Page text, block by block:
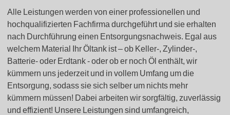
Alle Leistungen werden von einer professionellen und
hochqualifizierten Fachfirma durchgeführt und sie erhalten
nach Durchführung einen Entsorgungsnachweis. Egal aus
welchem Material Ihr Öltank ist – ob Keller-, Zylinder-,
Batterie- oder Erdtank - oder ob er noch Öl enthält, wir
kümmern uns jederzeit und in vollem Umfang um die
Entsorgung, sodass sie sich selber um nichts mehr
kümmern müssen! Dabei arbeiten wir sorgfältig, zuverlässig
und effizient! Unsere Leistungen sind umfangreich,